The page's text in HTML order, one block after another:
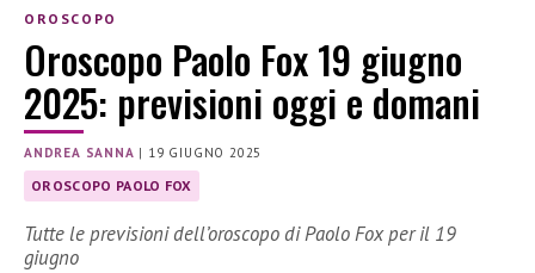
OROSCOPO
Oroscopo Paolo Fox 19 giugno
2025: previsioni oggi e domani
ANDREA SANNA | 19 GIUGNO 2025
OROSCOPO PAOLO FOX
Tutte le previsioni dell’oroscopo di Paolo Fox per il 19
giugno